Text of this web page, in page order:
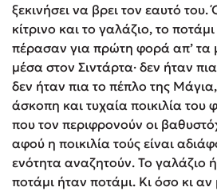
ξεκινήσει να βρει τον εαυτό
κίτρινο και το γαλάζιο, το
πέρασαν για πρώτη φορά απ’ τα
μέσα στον Σιντάρτα· δεν ήταν
δεν ήταν πια το πέπλο της
άσκοπη και τυχαία ποικιλία του
που τον περιφρονούν οι
αφού η ποικιλία τούς είναι
ενότητα αναζητούν. Το γαλάζιο
ποτάμι ήταν ποτάμι. Κι όσο κι